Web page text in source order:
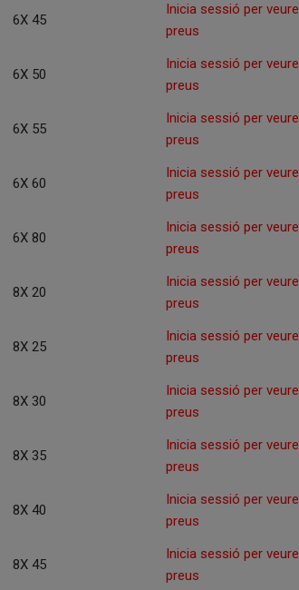
6X 45
Inicia sessió per veure
preus
6X 50
Inicia sessió per veure
preus
6X 55
Inicia sessió per veure
preus
6X 60
Inicia sessió per veure
preus
6X 80
Inicia sessió per veure
preus
8X 20
Inicia sessió per veure
preus
8X 25
Inicia sessió per veure
preus
8X 30
Inicia sessió per veure
preus
8X 35
Inicia sessió per veure
preus
8X 40
Inicia sessió per veure
preus
8X 45
Inicia sessió per veure
preus